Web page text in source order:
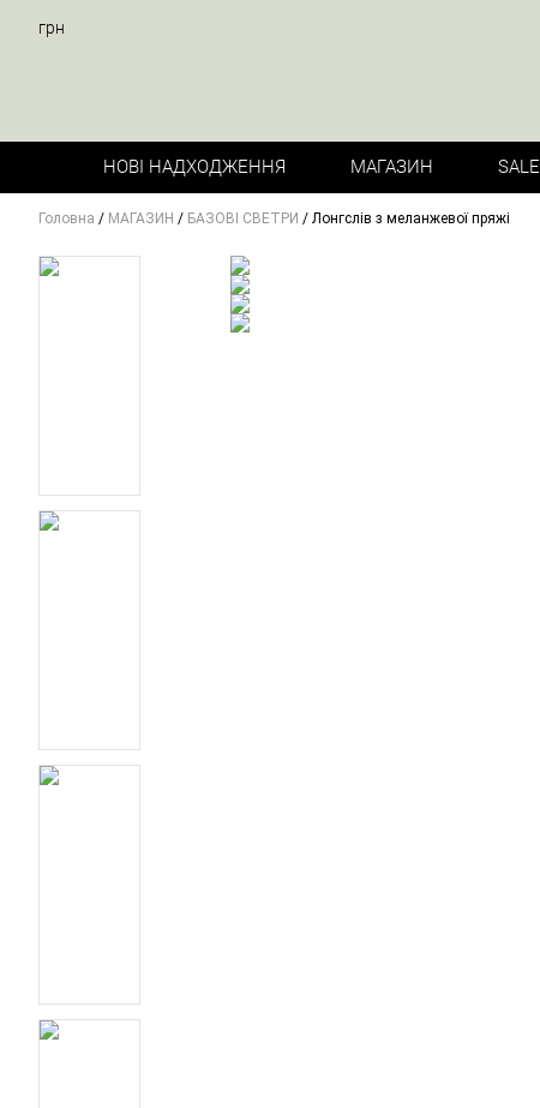
грн
НОВІ НАДХОДЖЕННЯ МАГАЗИН SALE
Головна / МАГАЗИН / БАЗОВІ СВЕТРИ / Лонгслів з меланжевої пряжі